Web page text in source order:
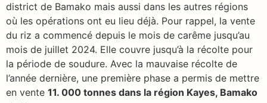
district de Bamako mais aussi dans les autres régions
où les opérations ont eu lieu déjà. Pour rappel, la vente
du riz a commencé depuis le mois de carême jusqu’au
mois de juillet 2024. Elle couvre jusqu’à la récolte pour
la période de soudure. Avec la mauvaise récolte de
l’année dernière, une première phase a permis de mettre
en vente 11. 000 tonnes dans la région Kayes, Bamako